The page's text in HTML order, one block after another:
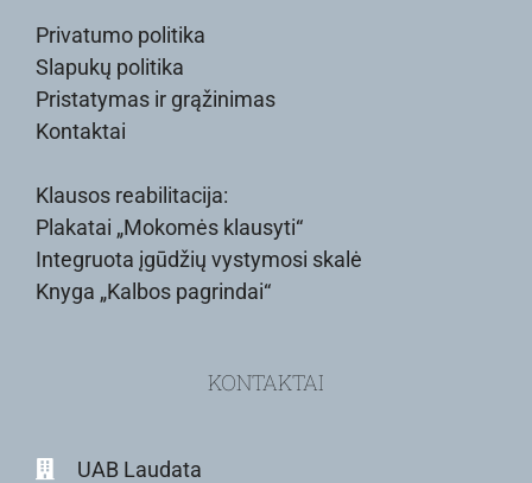
Privatumo politika
Slapukų politika
Pristatymas ir grąžinimas
Kontaktai
Klausos reabilitacija:
Plakatai „Mokomės klausyti“
Integruota įgūdžių vystymosi skalė
Knyga „Kalbos pagrindai“
KONTAKTAI
UAB Laudata